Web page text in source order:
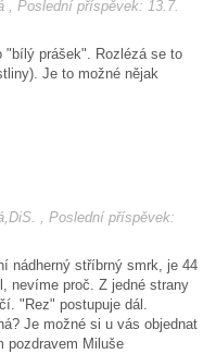
, Poslední příspěvek: 13.7.
"bílý prášek". Rozlézá se to
Je to možné nějak
, Poslední příspěvek:
nádherný stříbrný smrk, je 44
nevíme proč. Z jedné strany
"Rez" postupuje dál.
Je možné si u vás objednat
pozdravem Miluše